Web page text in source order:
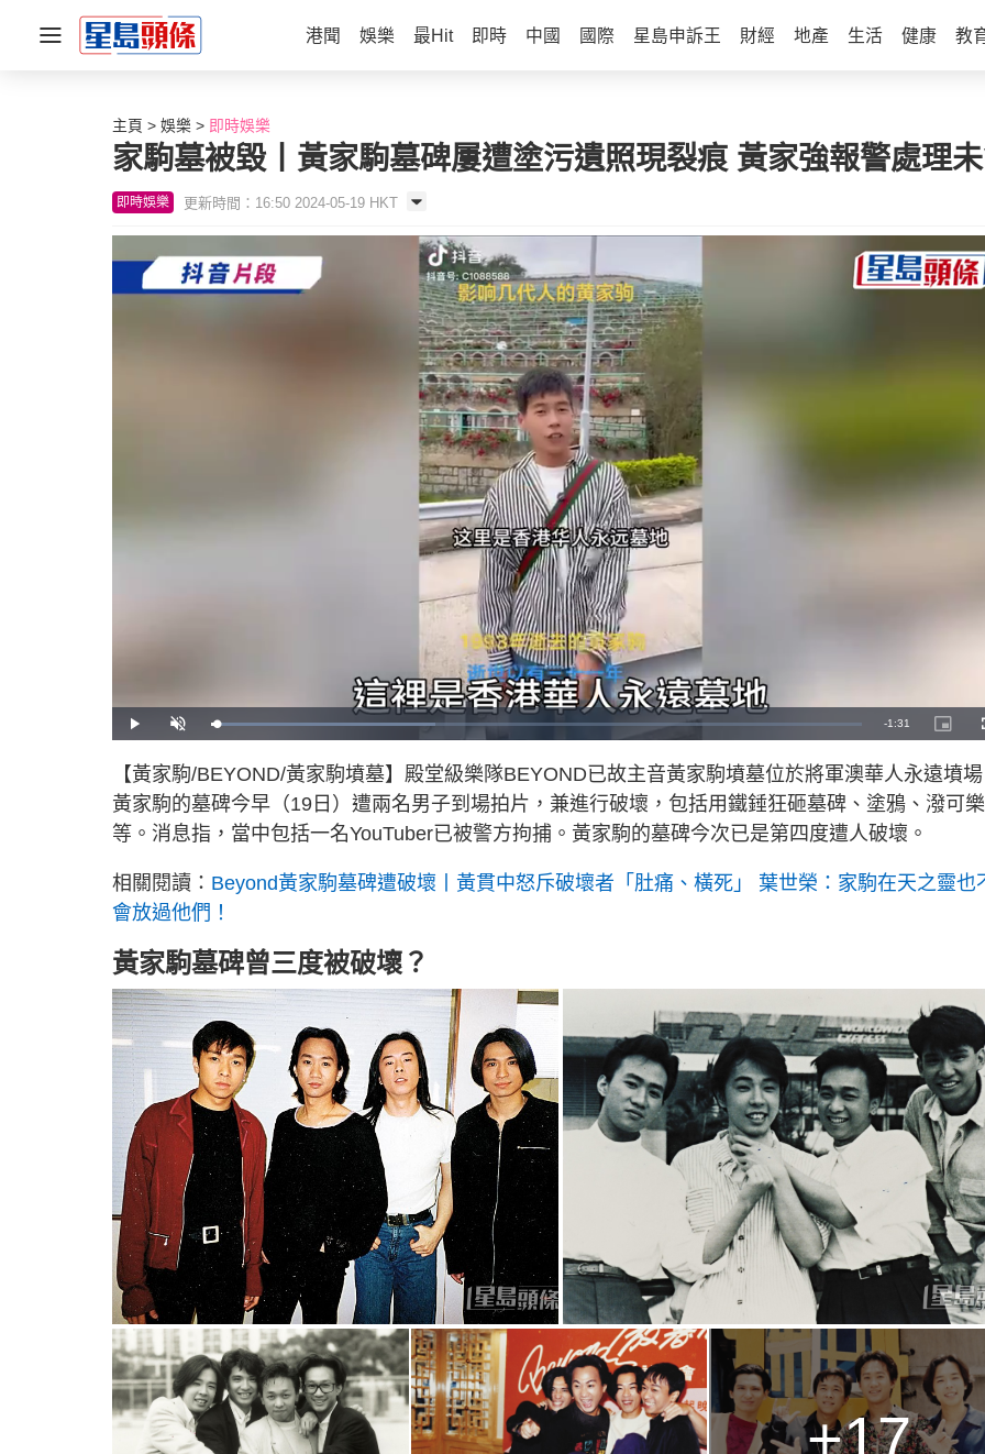
港聞 娛樂 最Hit 即時 中國 國際 星島申訴王 財經 地產 生活 健康 教
主頁 娛樂 即時娛樂
家駒墓被毀丨黃家駒墓碑屢遭塗污遺照現裂痕 黃家強報警處理
即時娛樂 更新時間：16:50 2024-05-19 HKT
P
l
y
U
n
u
t
e
L
o
e
d
:
3
4
4
R
n
g
T
i
m
e
-1:31
P
i
u
r
e
-
i
c
t
u
【黃家駒/BEYOND/黃家駒墳墓】殿堂級樂隊BEYOND已故主音黃家駒墳墓位於將軍澳華人永遠墳
黃家駒的墓碑今早（19日）遭兩名男子到場拍片，兼進行破壞，包括用鐵錘狂砸墓碑、塗鴉、潑可樂
等。消息指，當中包括一名YouTuber已被警方拘捕。黃家駒的墓碑今次已是第四度遭人破壞。
相關閱讀： Beyond黃家駒墓碑遭破壞丨黃貫中怒斥破壞者「肚痛、橫死」 葉世榮：家駒在天之靈也
會放過他們！
黃家駒墓碑曾三度被破壞？
+17